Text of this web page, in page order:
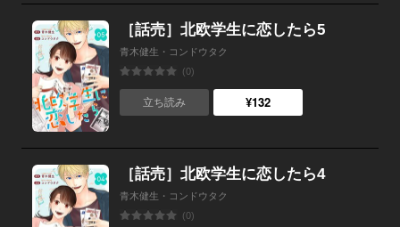
［話売］北欧学生に恋したら5
青木健生・コンドウタク
(0)
立ち読み ¥132
［話売］北欧学生に恋したら4
青木健生・コンドウタク
(0)